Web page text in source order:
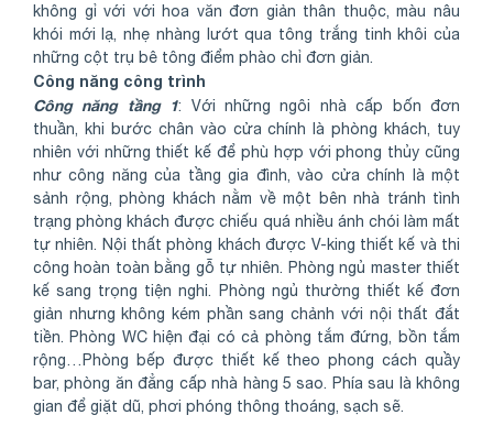
không gỉ với với hoa văn đơn giản thân thuộc, màu nâu
khói mới lạ, nhẹ nhàng lướt qua tông trắng tinh khôi của
những cột trụ bê tông điểm phào chỉ đơn giản.
Công năng công trình
Công năng tầng 1: Với những ngôi nhà cấp bốn đơn
thuần, khi bước chân vào cửa chính là phòng khách, tuy
nhiên với những thiết kế để phù hợp với phong thủy cũng
như công năng của tầng gia đình, vào cửa chính là một
sảnh rộng, phòng khách nằm về một bên nhà tránh tình
trạng phòng khách được chiếu quá nhiều ánh chói làm mất
tự nhiên. Nội thất phòng khách được V-king thiết kế và thi
công hoàn toàn bằng gỗ tự nhiên. Phòng ngủ master thiết
kế sang trọng tiện nghi. Phòng ngủ thường thiết kế đơn
giản nhưng không kém phần sang chảnh với nội thất đắt
tiền. Phòng WC hiện đại có cả phòng tắm đứng, bồn tắm
rộng…Phòng bếp được thiết kế theo phong cách quầy
bar, phòng ăn đẳng cấp nhà hàng 5 sao. Phía sau là không
gian để giặt dũ, phơi phóng thông thoáng, sạch sẽ.